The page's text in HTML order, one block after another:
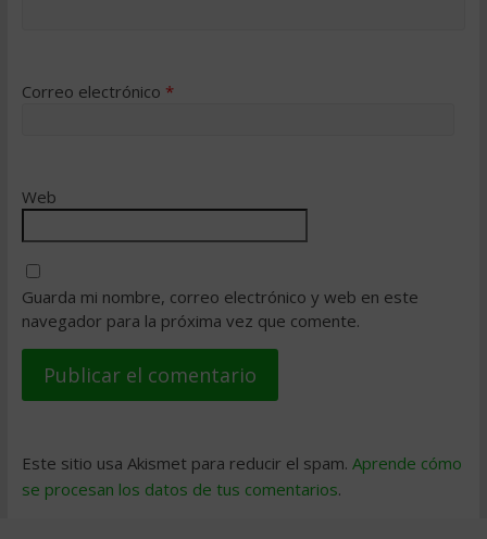
Correo electrónico *
Web
Guarda mi nombre, correo electrónico y web en este
navegador para la próxima vez que comente.
Este sitio usa Akismet para reducir el spam. Aprende cómo
se procesan los datos de tus comentarios.